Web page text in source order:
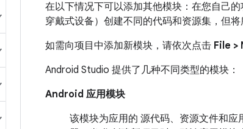
在以下情况下可以添加其他模块：在您自己
穿戴式设备）创建不同的代码和资源集，但
如需向项目中添加新模块，请依次点击 File >
Android Studio 提供了几种不同类型的模块：
Android 应用模块
该模块为应用的 源代码、资源文件和